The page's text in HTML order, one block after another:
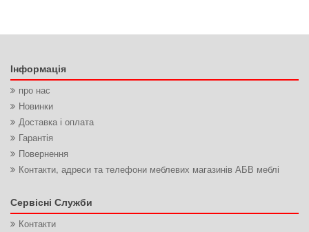
Інформація
про нас
Новинки
Доставка і оплата
Гарантія
Повернення
Контакти, адреси та телефони меблевих магазинів АБВ меблі
Сервісні Служби
Контакти